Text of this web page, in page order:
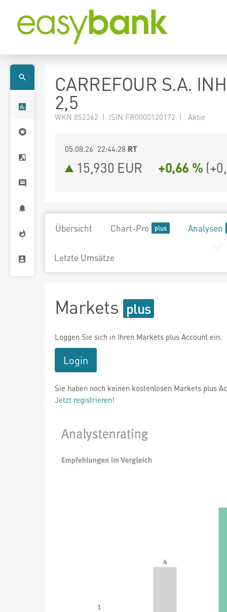
CARREFOUR S.A.
2,5
WKN 852362 | ISIN FR0000120172 | Aktie
05.08.26 22:44:28 RT
15,930 EUR +0,66 % (
Übersicht Chart-Pro Analysen
Letzte Umsätze
Markets
Loggen Sie sich in Ihren Markets plus Account ein.
Login
Sie haben noch keinen kostenlosen Markets plus
Jetzt registrieren!